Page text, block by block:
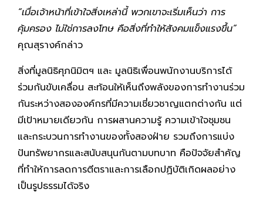
“เมื่อเจ้าหน้าที่เข้าใจสิ่งเหล่านี้ พวกเขาจะเริ่มเห็นว่า การ
คุ้มครอง ไม่ใช่การลงโทษ คือสิ่งที่ทำให้สังคมแข็งแรงขึ้น”
คุณสุรางค์กล่าว
สิ่งที่มูลนิธิศุภนิมิตฯ และ มูลนิธิเพื่อนพนักงานบริการได้
ร่วมกันขับเคลื่อน สะท้อนให้เห็นถึงพลังของการทำงานร่วม
กันระหว่างสององค์กรที่มีความเชี่ยวชาญแตกต่างกัน แต่
มีเป้าหมายเดียวกัน การผสานความรู้ ความเข้าใจชุมชน
และกระบวนการทำงานของทั้งสองฝ่าย รวมถึงการแบ่ง
ปันทรัพยากรและสนับสนุนกันตามบทบาท คือปัจจัยสำคัญ
ที่ทำให้การลดการตีตราและการเลือกปฏิบัติเกิดผลอย่าง
เป็นรูปธรรมได้จริง